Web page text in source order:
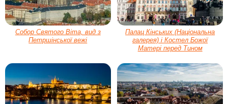
Собор Святого Віта, вид з
Петршінської вежі
Палац Кінських (Національна
галерея) і Костел Божої
Матері перед Тином